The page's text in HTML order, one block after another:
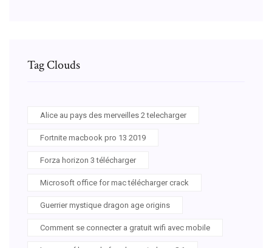
Tag Clouds
Alice au pays des merveilles 2 telecharger
Fortnite macbook pro 13 2019
Forza horizon 3 télécharger
Microsoft office for mac télécharger crack
Guerrier mystique dragon age origins
Comment se connecter a gratuit wifi avec mobile